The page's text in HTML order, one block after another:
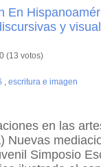
En
y
(13 votos)
, escritura e imagen
en las
Nuevas
Simposio